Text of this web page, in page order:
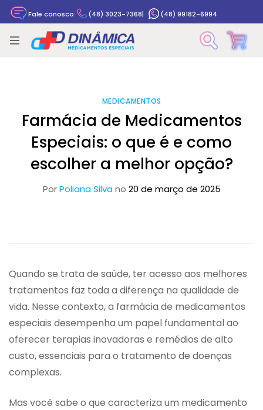
Fale conosco: (48) 3023-7368| (48) 99182-6994
Rastrear pedido
MEDICAMENTOS
Farmácia de Medicamentos
Especiais: o que é e como
escolher a melhor opção?
PorPoliana Silva no 20 de março de 2025
Quando se trata de saúde, ter acesso aos melhores
tratamentos faz toda a diferença na qualidade de
vida. Nesse contexto, a farmácia de medicamentos
especiais desempenha um papel fundamental ao
oferecer terapias inovadoras e remédios de alto
custo, essenciais para o tratamento de doenças
complexas.
Mas você sabe o que caracteriza um medicamento